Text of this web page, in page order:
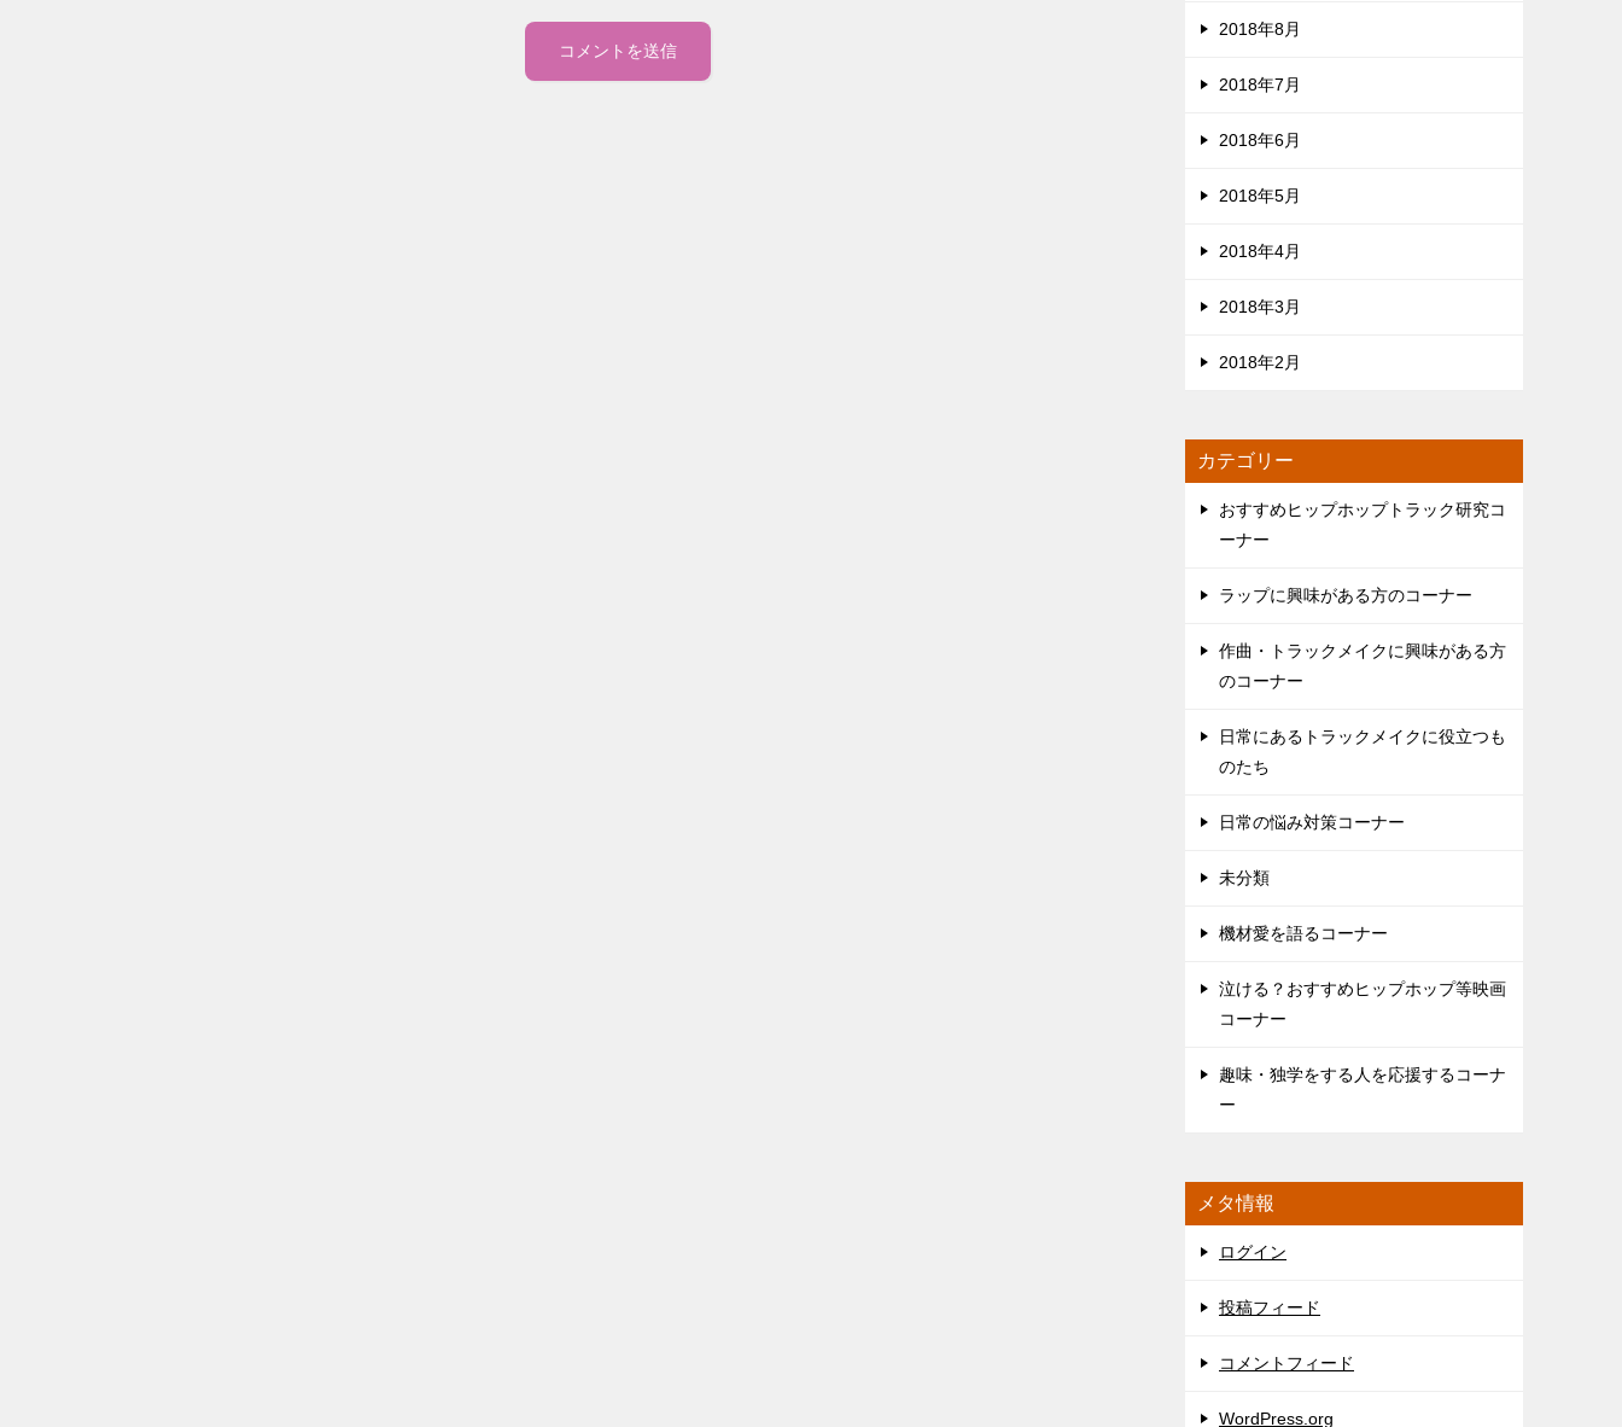
2018年8月
2018年7月
2018年6月
2018年5月
2018年4月
2018年3月
2018年2月
カテゴリー
おすすめヒップホップトラック研究コ
ーナー
ラップに興味がある方のコーナー
作曲・トラックメイクに興味がある方
のコーナー
日常にあるトラックメイクに役立つも
のたち
日常の悩み対策コーナー
未分類
機材愛を語るコーナー
泣ける？おすすめヒップホップ等映画
コーナー
趣味・独学をする人を応援するコーナ
ー
メタ情報
ログイン
投稿フィード
コメントフィード
WordPress.org